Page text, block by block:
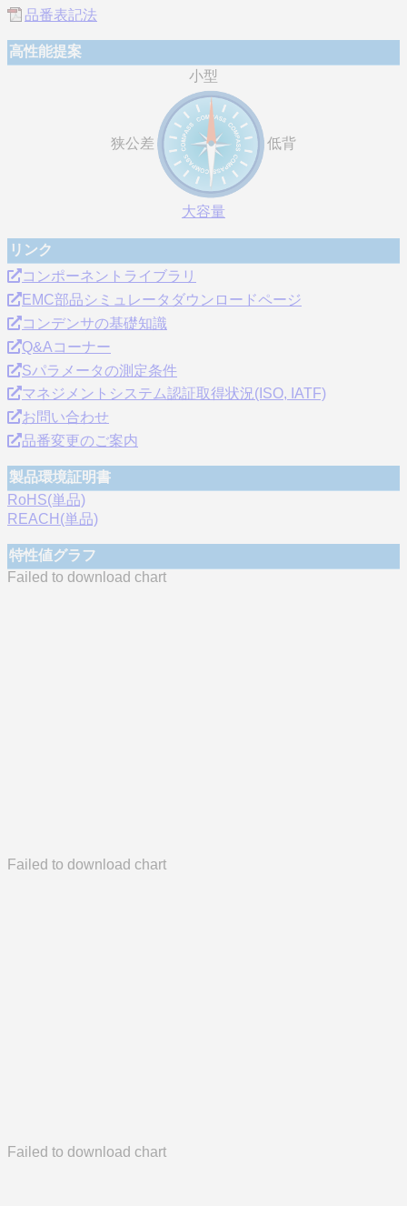
品番表記法
高性能提案
小型
狭公差 低背
大容量
リンク
コンポーネントライブラリ
EMC部品シミュレータダウンロードページ
コンデンサの基礎知識
Q&Aコーナー
Sパラメータの測定条件
マネジメントシステム認証取得状況(ISO, IATF)
お問い合わせ
品番変更のご案内
製品環境証明書
RoHS(単品)
REACH(単品)
特性値グラフ
Failed to download chart
Failed to download chart
Failed to download chart